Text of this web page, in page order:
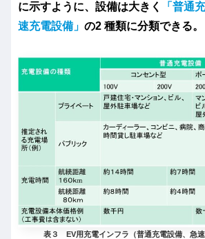
に示すように、設備は大きく
「普通
速充電設備」 の2 種類に分類できる。
表３ EV用充電インフラ（普通充電設備、急